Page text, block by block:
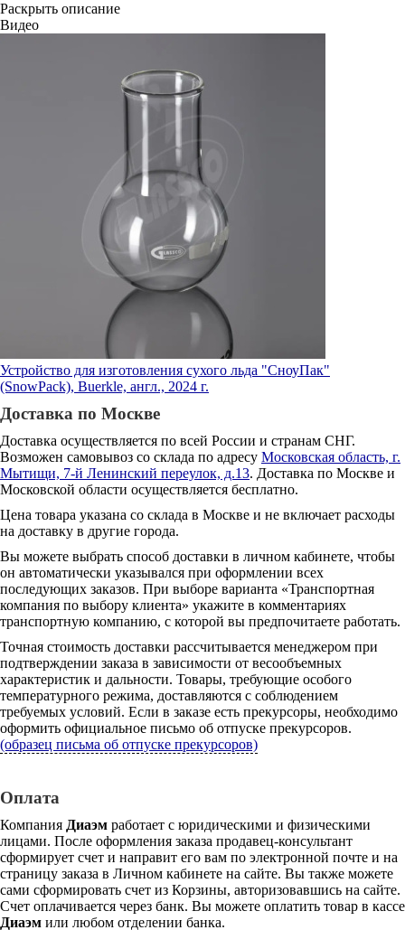
Раскрыть описание
Видео
Устройство для изготовления сухого льда "СноуПак"
(SnowPack), Buerkle, англ., 2024 г.
Доставка по Москве
Доставка осуществляется по всей России и странам СНГ.
Возможен самовывоз со склада по адресу Московская область, г.
Мытищи, 7-й Ленинский переулок, д.13. Доставка по Москве и
Московской области осуществляется бесплатно.
Цена товара указана со склада в Москве и не включает расходы
на доставку в другие города.
Вы можете выбрать способ доставки в личном кабинете, чтобы
он автоматически указывался при оформлении всех
последующих заказов. При выборе варианта «Транспортная
компания по выбору клиента» укажите в комментариях
транспортную компанию, с которой вы предпочитаете работать.
Точная стоимость доставки рассчитывается менеджером при
подтверждении заказа в зависимости от весообъемных
характеристик и дальности. Товары, требующие особого
температурного режима, доставляются с соблюдением
требуемых условий. Если в заказе есть прекурсоры, необходимо
оформить официальное письмо об отпуске прекурсоров.
(образец письма об отпуске прекурсоров)
Оплата
Компания Диаэм работает с юридическими и физическими
лицами. После оформления заказа продавец-консультант
сформирует счет и направит его вам по электронной почте и на
страницу заказа в Личном кабинете на сайте. Вы также можете
сами сформировать счет из Корзины, авторизовавшись на сайте.
Счет оплачивается через банк. Вы можете оплатить товар в кассе
Диаэм или любом отделении банка.